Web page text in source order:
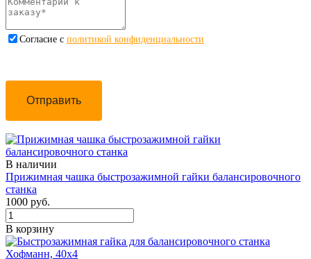
Cогласие с политикой конфиденциальности
Отправить
В наличии
Прижимная чашка быстрозажимной гайки балансировочного
станка
1000 руб.
В корзину